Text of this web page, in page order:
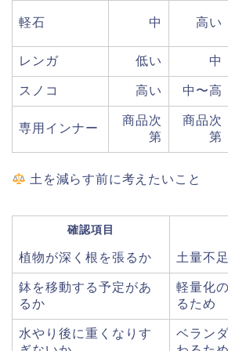
軽石 中 高い
レンガ 低い 中
スノコ 高い 中〜高
専用インナー
商品次
第
商品次
第
土を減らす前に考えたいこと
確認項目
植物が深く根を張るか 土量不
鉢を移動する予定があ
るか
軽量化
るため
水やり後に重くなりす
ベラン